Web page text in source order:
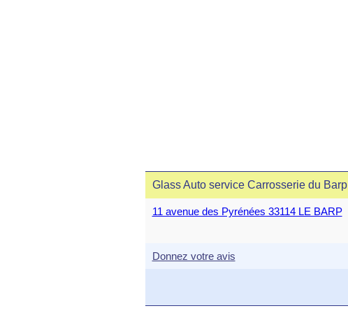
Glass Auto service Carrosserie du Barp
11 avenue des Pyrénées 33114 LE BARP
Donnez votre avis